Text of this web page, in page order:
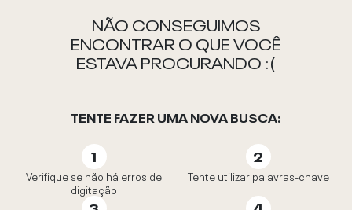
NÃO CONSEGUIMOS
ENCONTRAR O QUE VOCÊ
ESTAVA PROCURANDO :(
TENTE FAZER UMA NOVA BUSCA:
Verifique se não há erros de
digitação
Tente utilizar palavras-chave